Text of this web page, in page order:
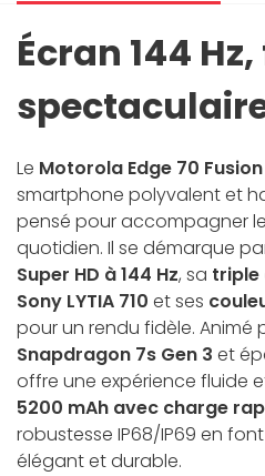
Écran 144
Le Motorola Edge 70 Fusion
smartphone polyvalent et
pensé pour accompagner
quotidien. Il se démarque
Super HD à 144 Hz, sa triple
Sony LYTIA 710 et ses
pour un rendu fidèle. Animé
Snapdragon 7s Gen 3 et
offre une expérience fluide
5200 mAh avec charge
robustesse IP68/IP69 en
élégant et durable.